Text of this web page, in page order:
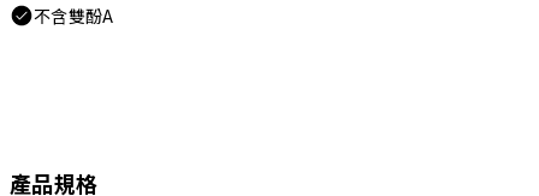
不含雙酚A
產品規格